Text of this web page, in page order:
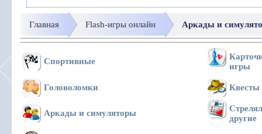
Главная Flash-игры онлайн Аркады и
Спортивные
игры
Головоломки Квесты
Аркады и симуляторы
другие